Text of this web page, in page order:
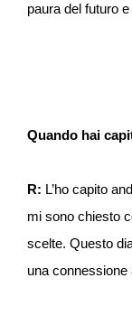
paura del futuro
Quando hai
R: L’ho capito
mi sono chiesto
scelte. Questo
una connessione